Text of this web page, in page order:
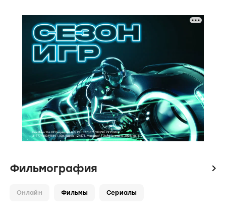
Фильмография icon
Онлайн Фильмы Сериалы